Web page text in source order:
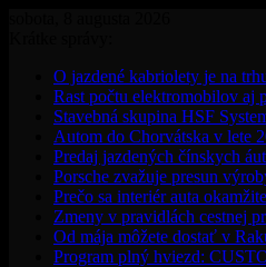
O jazdené kabriolety je na
Rast počtu elektromobilov aj
Stavebná skupina HSF
Autom do Chorvátska v lete
Predaj jazdených čínskych
Porsche zvažuje presun
Prečo sa interiér auta
Zmeny v pravidlách cestnej
Od mája môžete dostať v
Program plný hviezd: